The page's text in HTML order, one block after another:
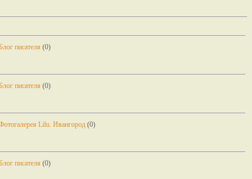
писателя (0)
писателя (0)
Lilu. Ивангород (0)
писателя (0)